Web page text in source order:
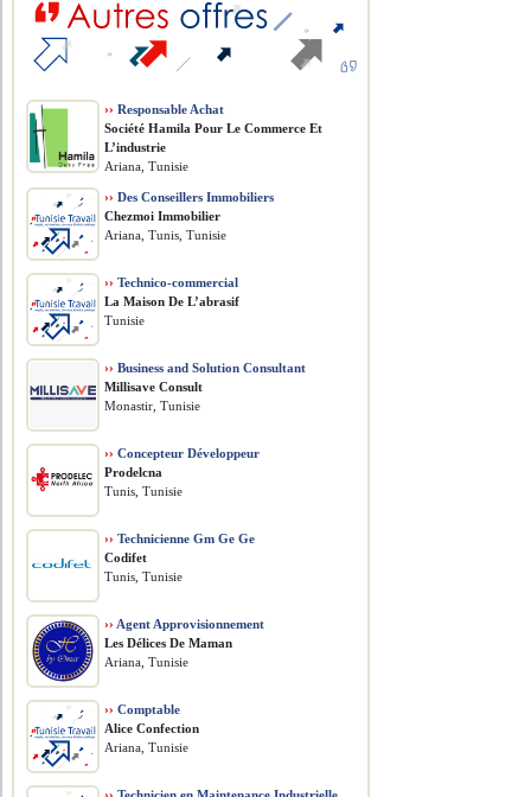
›› Responsable Achat
Société Hamila Pour Le Commerce Et
L’industrie
Ariana, Tunisie
›› Des Conseillers Immobiliers
Chezmoi Immobilier
Ariana, Tunis, Tunisie
›› Technico-commercial
La Maison De L’abrasif
Tunisie
›› Business and Solution Consultant
Millisave Consult
Monastir, Tunisie
›› Concepteur Développeur
Prodelcna
Tunis, Tunisie
›› Technicienne Gm Ge Ge
Codifet
Tunis, Tunisie
›› Agent Approvisionnement
Les Délices De Maman
Ariana, Tunisie
›› Comptable
Alice Confection
Ariana, Tunisie